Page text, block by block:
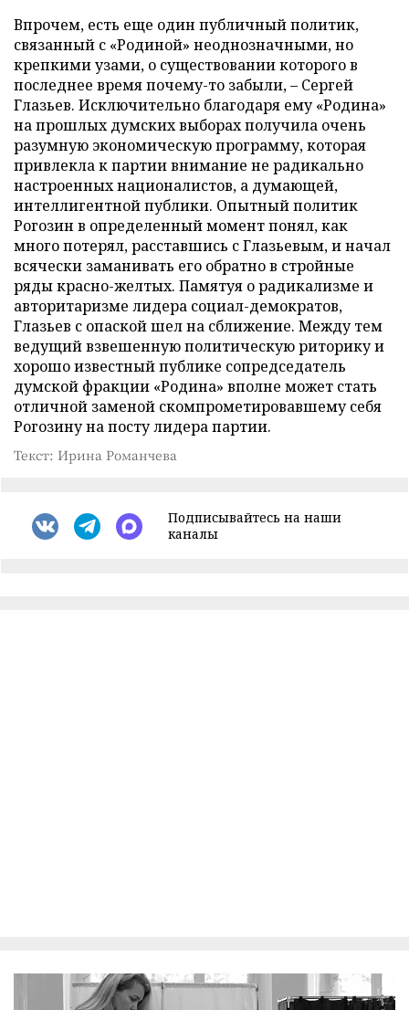
Впрочем, есть еще один публичный политик,
связанный с «Родиной» неоднозначными, но
крепкими узами, о существовании которого в
последнее время почему-то забыли, – Сергей
Глазьев. Исключительно благодаря ему «Родина»
на прошлых думских выборах получила очень
разумную экономическую программу, которая
привлекла к партии внимание не радикально
настроенных националистов, а думающей,
интеллигентной публики. Опытный политик
Рогозин в определенный момент понял, как
много потерял, расставшись с Глазьевым, и начал
всячески заманивать его обратно в стройные
ряды красно-желтых. Памятуя о радикализме и
авторитаризме лидера социал-демократов,
Глазьев с опаской шел на сближение. Между тем
ведущий взвешенную политическую риторику и
хорошо известный публике сопредседатель
думской фракции «Родина» вполне может стать
отличной заменой скомпрометировавшему себя
Рогозину на посту лидера партии.
Текст: Ирина Романчева
Подписывайтесь на наши
каналы